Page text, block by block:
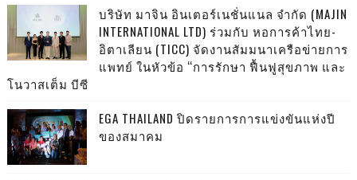
บริษัท มาจิน อินเตอร์เนชั่นแนล จำกัด (MAJIN
INTERNATIONAL LTD) ร่วมกับ หอการค้าไทย-
อิตาเลียน (TICC) จัดงานสัมมนาเครือข่ายการ
แพทย์ ในหัวข้อ “การรักษา ฟื้นฟูสุขภาพ และ
โนวาสเต็ม บีซี
EGA THAILAND ปิดรายการการแข่งขันแห่งปี
ของสมาคม